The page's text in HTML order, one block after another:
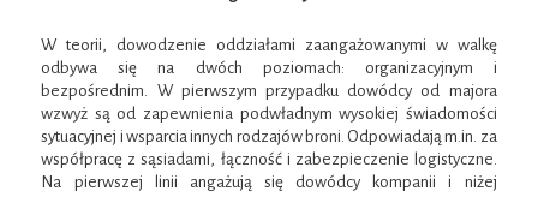
W teorii, dowodzenie oddziałami zaangażowanymi w walkę
odbywa się na dwóch poziomach: organizacyjnym i
bezpośrednim. W pierwszym przypadku dowódcy od majora
wzwyż są od zapewnienia podwładnym wysokiej świadomości
sytuacyjnej i wsparcia innych rodzajów broni. Odpowiadają m.in. za
współpracę z sąsiadami, łączność i zabezpieczenie logistyczne.
Na pierwszej linii angażują się dowódcy kompanii i niżej